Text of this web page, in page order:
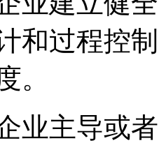
和过程控
。
业主导或